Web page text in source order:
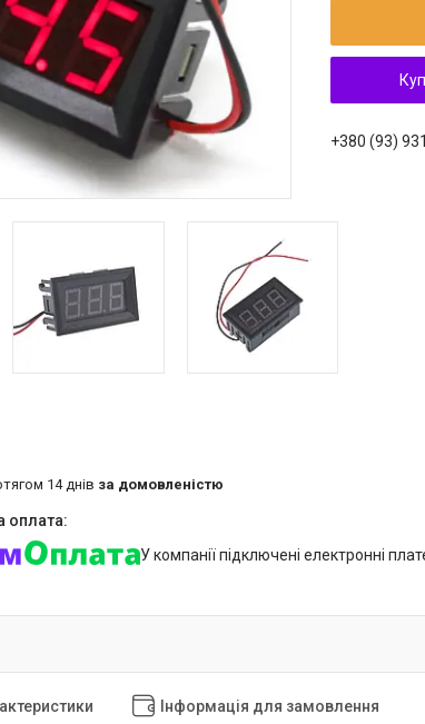
+380 (93)
14 днів за домовленістю
У компанії підключені електронні
Інформація для замовлення